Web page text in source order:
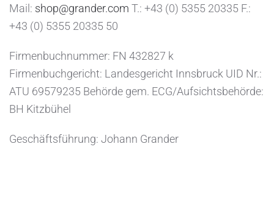
Mail: shop@grander.com T.: +43 (0) 5355 20335 F.:
+43 (0) 5355 20335 50
Firmenbuchnummer: FN 432827 k
Firmenbuchgericht: Landesgericht Innsbruck UID Nr.:
ATU 69579235 Behörde gem. ECG/Aufsichtsbehörde:
BH Kitzbühel
Geschäftsführung: Johann Grander